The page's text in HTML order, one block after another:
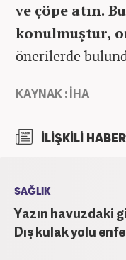
ve çöpe atın.
konulmuştur,
önerilerde
KAYNAK : İHA
İLİŞKİLİ
SAĞLIK
Yazın havuzdaki
Dış kulak yolu